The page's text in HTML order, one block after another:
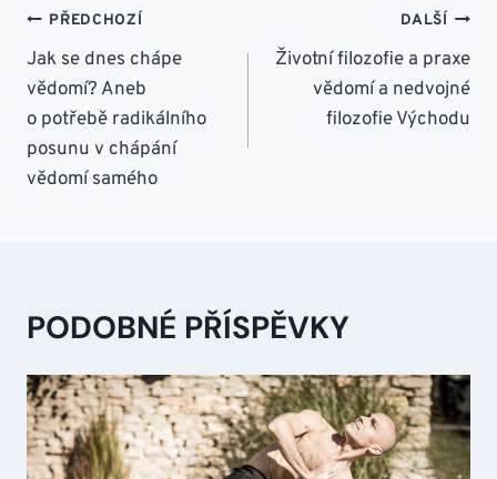
NAVIGACE
PRO
PŘÍSPĚVEK
PŘEDCHOZÍ
Jak se dnes chápe
vědomí? Aneb
o potřebě radikálního
posunu v chápání
vědomí samého
DALŠÍ
Životní filozofie a praxe
vědomí a nedvojné
filozofie Východu
PODOBNÉ PŘÍSPĚVKY